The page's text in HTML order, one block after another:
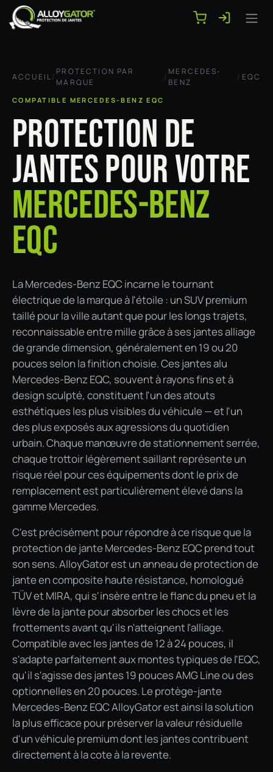
Se rendre au contenu
ACCUEIL/
PROTECTION PAR
MARQUE
/
MERCEDES-
BENZ
/ EQC
COMPATIBLE MERCEDES-BENZ EQC
PROTECTION DE
JANTES POUR VOTRE
MERCEDES-BENZ
EQC
La Mercedes-Benz EQC incarne le tournant
électrique de la marque à l'étoile : un SUV premium
taillé pour la ville autant que pour les longs trajets,
reconnaissable entre mille grâce à ses jantes alliage
de grande dimension, généralement en 19 ou 20
pouces selon la finition choisie. Ces jantes alu
Mercedes-Benz EQC, souvent à rayons fins et à
design sculpté, constituent l'un des atouts
esthétiques les plus visibles du véhicule — et l'un
des plus exposés aux agressions du quotidien
urbain. Chaque manœuvre de stationnement serrée,
chaque trottoir légèrement saillant représente un
risque réel pour ces équipements dont le prix de
remplacement est particulièrement élevé dans la
gamme Mercedes.
C'est précisément pour répondre à ce risque que la
protection de jante Mercedes-Benz EQC prend tout
son sens. AlloyGator est un anneau de protection de
jante en composite haute résistance, homologué
TÜV et MIRA, qui s'insère entre le flanc du pneu et la
lèvre de la jante pour absorber les chocs et les
frottements avant qu'ils n'atteignent l'alliage.
Compatible avec les jantes de 12 à 24 pouces, il
s'adapte parfaitement aux montes typiques de l'EQC,
qu'il s'agisse des jantes 19 pouces AMG Line ou des
optionnelles en 20 pouces. Le protège-jante
Mercedes-Benz EQC AlloyGator est ainsi la solution
la plus efficace pour préserver la valeur résiduelle
d'un véhicule premium dont les jantes contribuent
directement à la cote à la revente.